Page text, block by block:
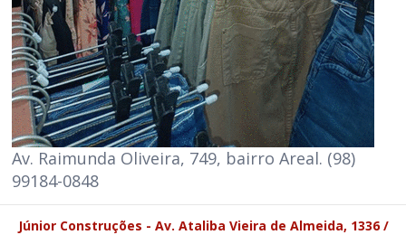
Av. Raimunda Oliveira, 749, bairro Areal. (98)
99184-0848
Júnior Construções - Av. Ataliba Vieira de Almeida, 1336 /